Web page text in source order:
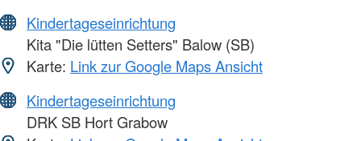
Kindertageseinrichtung
Kita "Die lütten Setters" Balow (SB)
Karte: Link zur Google Maps Ansicht
Kindertageseinrichtung
DRK SB Hort Grabow